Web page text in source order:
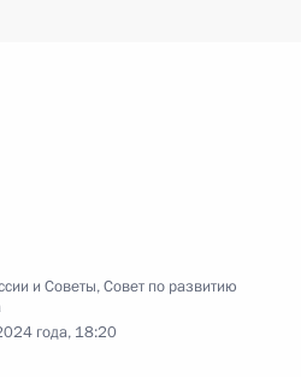
и Советы,Совет по развитию
года, 18:20